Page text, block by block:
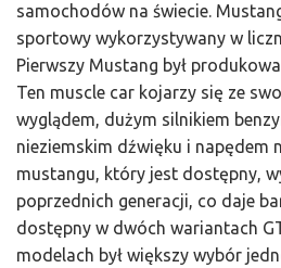
samochodów na świecie.
sportowy wykorzystywany w
Pierwszy Mustang był
Ten muscle car kojarzy się ze
wyglądem, dużym silnikiem
nieziemskim dźwięku i napędem
mustangu, który jest dostępny,
poprzednich generacji, co daje
dostępny w dwóch wariantach
modelach był większy wybór